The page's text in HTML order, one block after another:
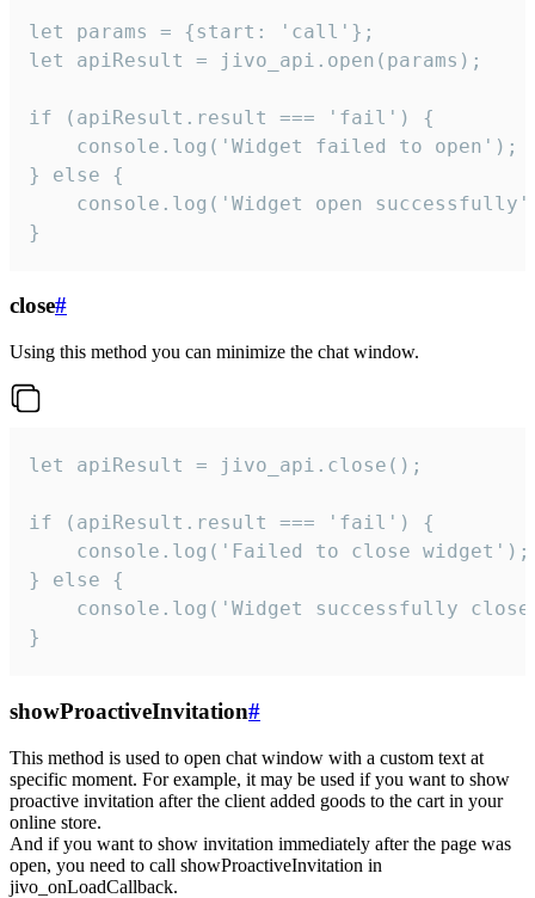
let params = {start: 'call'};
let apiResult = jivo_api.open(params);
if (apiResult.result === 'fail') {
    console.log('Widget failed to open');
} else {
console.log('Widget open
}
close#
Using this method you can minimize the chat window.
let apiResult = jivo_api.close();
if (apiResult.result === 'fail') {
    console.log('Failed to close widget');
} else {
console.log('Widget successfully
}
showProactiveInvitation#
This method is used to open chat window with a custom text at
specific moment. For example, it may be used if you want to show
proactive invitation after the client added goods to the cart in your
online store.
And if you want to show invitation immediately after the page was
open, you need to call showProactiveInvitation in
jivo_onLoadCallback.